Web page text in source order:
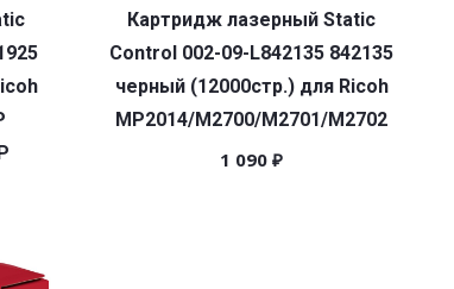
Картридж лазерный Static
Control 002-09-L842135 842135
черный (12000стр.) для Ricoh
MP2014/M2700/M2701/M2702
1 090 ₽